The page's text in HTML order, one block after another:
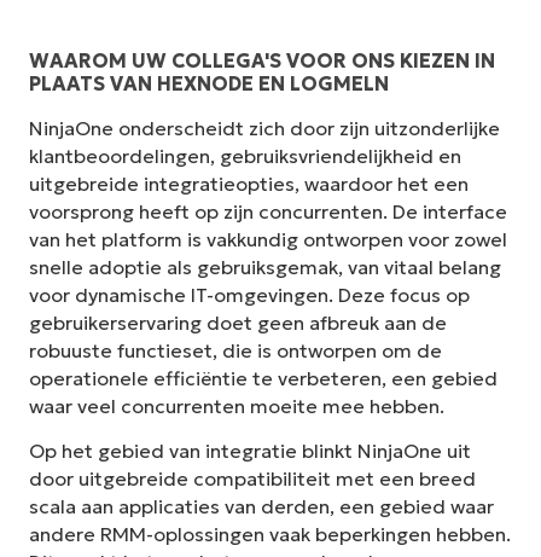
WAAROM UW COLLEGA'S VOOR ONS KIEZEN IN
PLAATS VAN HEXNODE EN LOGMELN
NinjaOne onderscheidt zich door zijn uitzonderlijke
klantbeoordelingen, gebruiksvriendelijkheid en
uitgebreide integratieopties, waardoor het een
voorsprong heeft op zijn concurrenten. De interface
van het platform is vakkundig ontworpen voor zowel
snelle adoptie als gebruiksgemak, van vitaal belang
voor dynamische IT-omgevingen. Deze focus op
gebruikerservaring doet geen afbreuk aan de
robuuste functieset, die is ontworpen om de
operationele efficiëntie te verbeteren, een gebied
waar veel concurrenten moeite mee hebben.
Op het gebied van integratie blinkt NinjaOne uit
door uitgebreide compatibiliteit met een breed
scala aan applicaties van derden, een gebied waar
andere RMM-oplossingen vaak beperkingen hebben.